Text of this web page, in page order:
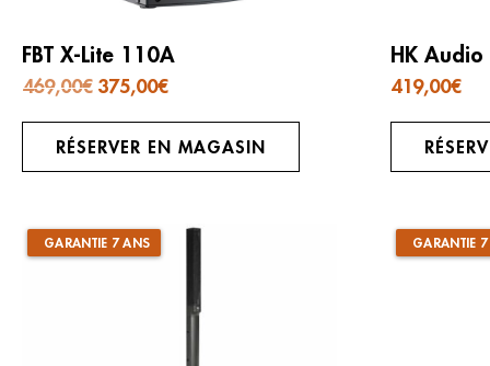
FBT X-Lite 110A
469,00€ Le
prix
était :
469,00€.
375,00€Le
prix
est :
375,00€.
RÉSERVER EN MAGASIN
HK
419,00€
GARANTIE 7 ANS GARANTIE